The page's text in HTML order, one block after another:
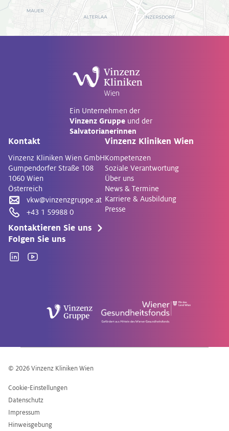
Ein Unternehmen der
Vinzenz Gruppe und der
Salvatorianerinnen
Kontakt
Vinzenz Kliniken Wien GmbH
Gumpendorfer Straße 108
1060 Wien
Österreich
vkw@vinzenzgruppe.at
+43 1 59988 0
Kontaktieren Sie uns
Vinzenz Kliniken Wien
Kompetenzen
Soziale Verantwortung
Über uns
News & Termine
Karriere & Ausbildung
Presse
Folgen Sie uns
LinkedinYouTube
© 2026 Vinzenz Kliniken Wien
Cookie-Einstellungen
Datenschutz
Impressum
Hinweisgebung